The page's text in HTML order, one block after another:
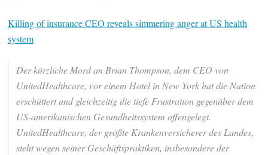
Killing of insurance CEO reveals simmering anger at US health
system
Der kürzliche Mord an Brian Thompson, dem CEO von
UnitedHealthcare, vor einem Hotel in New York hat die Nation
erschüttert und gleichzeitig die tiefe Frustration gegenüber dem
US-amerikanischen Gesundheitssystem offengelegt.
UnitedHealthcare, der größte Krankenversicherer des Landes,
steht wegen seiner Geschäftspraktiken, insbesondere der